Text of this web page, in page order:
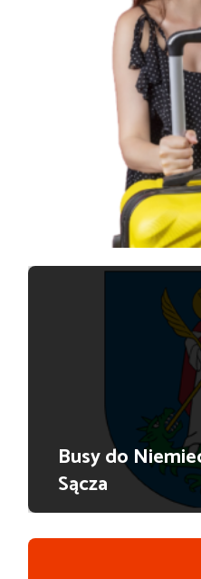
Busy do
Sącza